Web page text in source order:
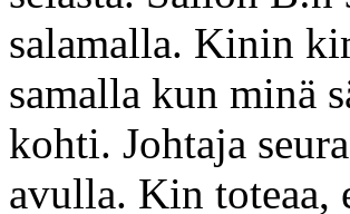
salamalla. Kinin
samalla kun minä
kohti. Johtaja
avulla. Kin toteaa,